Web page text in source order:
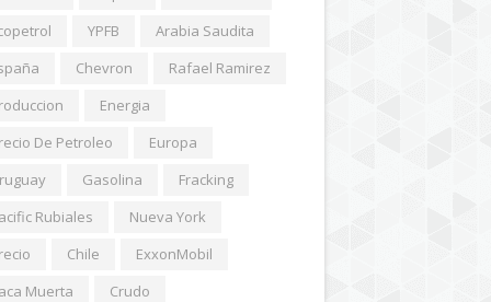
YPFB
Arabia Saudita
Chevron
Rafael Ramirez
Energia
De Petroleo
Europa
Gasolina
Fracking
Rubiales
Nueva York
Chile
ExxonMobil
Muerta
Crudo